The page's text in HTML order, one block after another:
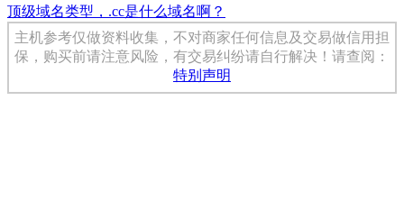
顶级域名类型，.cc是什么域名啊？
主机参考仅做资料收集，不对商家任何信息及交易做信用担
保，购买前请注意风险，有交易纠纷请自行解决！请查阅：
特别声明